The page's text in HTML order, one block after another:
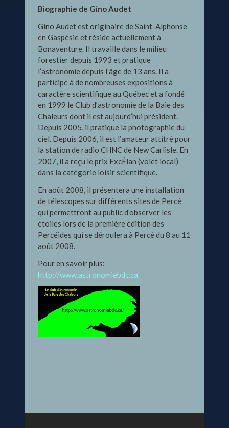
Biographie de Gino Audet
Gino Audet est originaire de Saint-Alphonse
en Gaspésie et réside actuellement à
Bonaventure. Il travaille dans le milieu
forestier depuis 1993 et pratique
l’astronomie depuis l’âge de 13 ans. Il a
participé à de nombreuses expositions à
caractère scientifique au Québec et a fondé
en 1999 le Club d’astronomie de la Baie des
Chaleurs dont il est aujourd’hui président.
Depuis 2005, il pratique la photographie du
ciel. Depuis 2006, il est l’amateur attitré pour
la station de radio CHNC de New Carlisle. En
2007, il a reçu le prix ExcÉlan (volet local)
dans la catégorie loisir scientifique.
En août 2008, il présentera une installation
de télescopes sur différents sites de Percé
qui permettront au public d’observer les
étoiles lors de la première édition des
Percéides qui se déroulera à Percé du 8 au 11
août 2008.
Pour en savoir plus:
http://www.astronomiebdc.ca